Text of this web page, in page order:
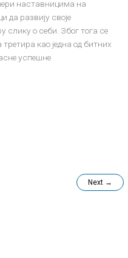
наставницима на
да развију своје
слику о себи. Због тога се
као једна од битних
успешне
Next →